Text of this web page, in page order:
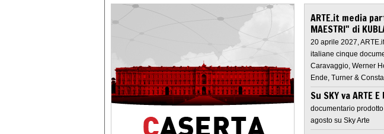
ARTE.it media
MAESTRI" di
20 aprile 2027,
italiane cinque
Caravaggio, Werner
Ende, Turner &
Su SKY va ARTE E
documentario
agosto su Sky Arte